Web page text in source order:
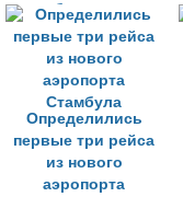
требования за
месяц до его
открытия
Определились
первые три рейса
из нового
аэропорта